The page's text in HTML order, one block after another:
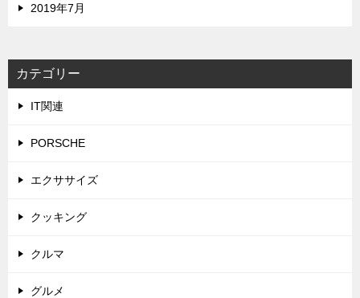
2019年7月
カテゴリー
IT関連
PORSCHE
エクササイズ
クッキング
クルマ
グルメ